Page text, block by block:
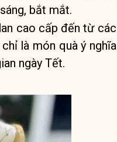
bắt mắt.
cao cấp đến từ các
là món quà ý nghĩa
ngày Tết.